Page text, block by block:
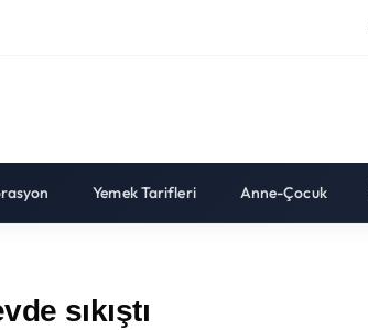
Yemek Tarifleri Anne-Çocuk
sıkıştı